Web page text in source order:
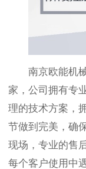
南京欧能机
家，公司拥有专
理的技术方案，
节做到完美，确
现场，专业的售
每个客户使用中